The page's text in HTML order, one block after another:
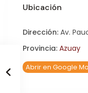
Ubicación
Dirección: Av.
Provincia: Azuay
Abrir en Google